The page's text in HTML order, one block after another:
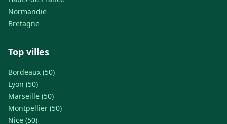
Normandie
Bretagne
Top villes
Bordeaux (50)
Lyon (50)
Marseille (50)
Montpellier (50)
Nice (50)